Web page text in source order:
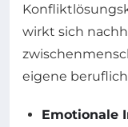
wirkt sich
eigene
Emotionale